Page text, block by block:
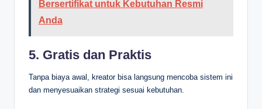
Bersertifikat untuk Kebutuhan Resmi
Anda
5. Gratis dan Praktis
Tanpa biaya awal, kreator bisa langsung mencoba sistem ini
dan menyesuaikan strategi sesuai kebutuhan.